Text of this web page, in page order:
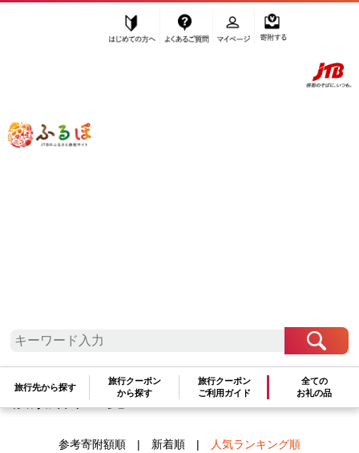
ふるぽ JTBのふるさと納税サイト
旅行先から探す
旅行クーポン
から探す
旅行クーポン
ご利用ガイド
全ての
お礼の品
純米大吟醸酒
検索結果一覧 1～5件 / 全5件
参考寄附額順| 新着順| 人気ランキング順